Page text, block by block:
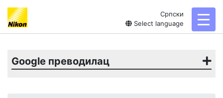
Српски
Select language
Google преводилац